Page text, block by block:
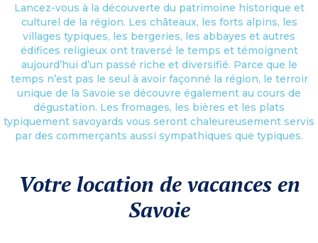
Lancez-vous à la découverte du patrimoine historique et
culturel de la région. Les châteaux, les forts alpins, les
villages typiques, les bergeries, les abbayes et autres
édifices religieux ont traversé le temps et témoignent
aujourd’hui d’un passé riche et diversifié. Parce que le
temps n’est pas le seul à avoir façonné la région, le terroir
unique de la Savoie se découvre également au cours de
dégustation. Les fromages, les bières et les plats
typiquement savoyards vous seront chaleureusement servis
par des commerçants aussi sympathiques que typiques.
Votre location de vacances en
Savoie